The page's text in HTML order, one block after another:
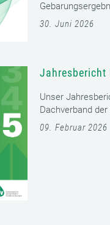
30. Juni 2026
Jahresbericht
Unser
Dachverband
09. Februar 2026